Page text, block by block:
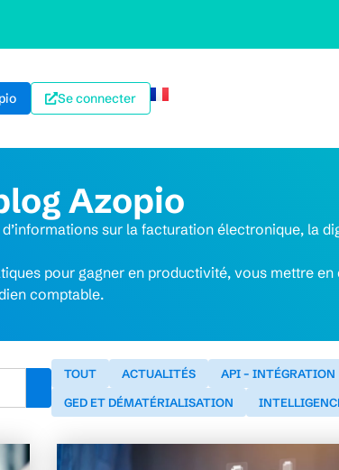
Se connecter
Azopio
sur la facturation électronique, la
pour gagner en productivité, vous mettre
comptable.
TOUT ACTUALITÉS API – INTÉGRATION
GED ET DÉMATÉRIALISATION